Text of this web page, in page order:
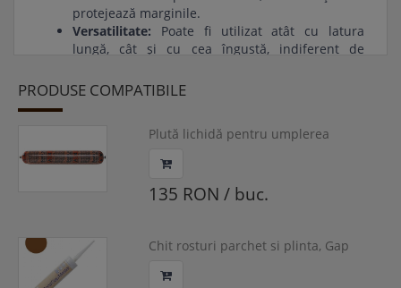
protejează marginile.
Versatilitate: Poate fi utilizat atât cu latura
lungă, cât și cu cea îngustă, indiferent de
Durabilitate ridicată:
folosi un ciocan normal.
Simplifică-ți montajul parchetului cu instrumentul
de bataie de calitate de la LÄGLER®!
PRODUSE COMPATIBILE
Plută lichidă pentru umplerea
135 RON / buc.
Chit rosturi parchet si plinta, Gap
exotic